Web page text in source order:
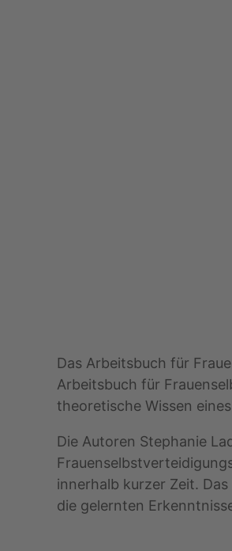
Das Arbeitsbuch für
Arbeitsbuch für
theoretische Wissen
Die Autoren Stephanie
innerhalb kurzer Zeit.
die gelernten